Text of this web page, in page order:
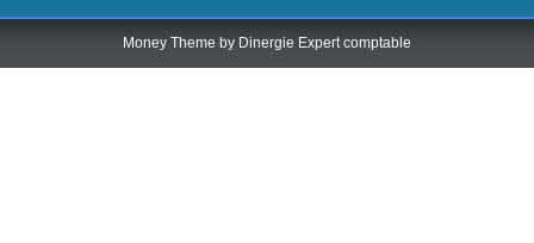
Money Theme by Dinergie Expert comptable